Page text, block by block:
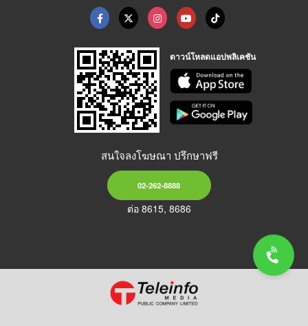
ดาวน์โหลดแอปพลิเคชัน
สนใจลงโฆษณา ปรึกษาฟรี
02-262-8888
ต่อ 8615, 8686